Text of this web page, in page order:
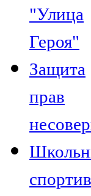
"Улица
Героя"
Защита
прав